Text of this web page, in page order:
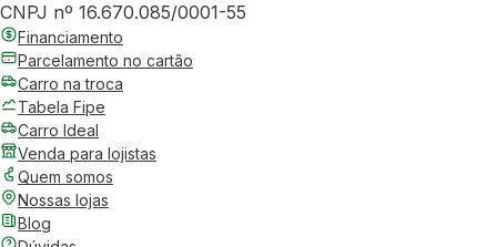
CNPJ nº 16.670.085/0001-55
Financiamento
Parcelamento no cartão
Carro na troca
Tabela Fipe
Carro Ideal
Venda para lojistas
Quem somos
Nossas lojas
Blog